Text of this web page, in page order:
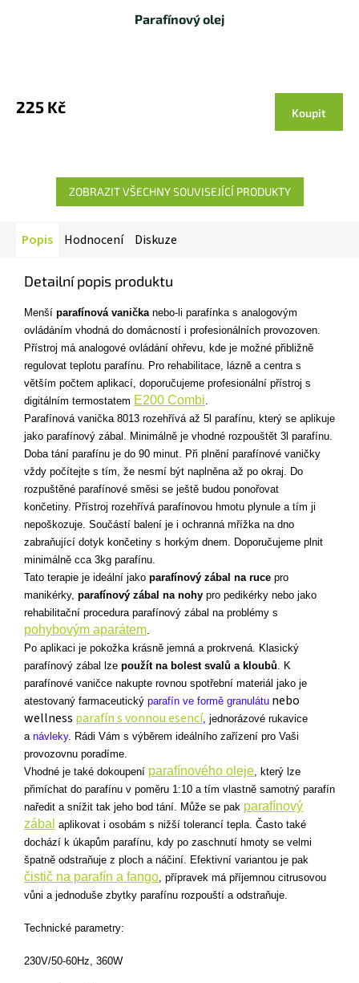
Parafínový olej
produktu
je
225 Kč Koupit
ZOBRAZIT VŠECHNY SOUVISEJÍCÍ PRODUKTY
Popis Hodnocení Diskuze
Detailní popis produktu
Menší parafínová vanička nebo-li parafínka s analogovým
ovládáním vhodná do domácností i profesionálních provozoven.
Přístroj má analogové ovládání ohřevu, kde je možné přibližně
regulovat teplotu parafínu. Pro rehabilitace, lázně a centra s
větším počtem aplikací, doporučujeme profesionální přístroj s
digitálním termostatem E200 Combi
Parafínová vanička 8013 rozehřívá až 5l parafínu, který se aplikuje
jako parafínový zábal. Minimálně je vhodné rozpouštět 3l parafínu.
Doba tání parafínu je do 90 minut. Při plnění parafínové vaničky
vždy počítejte s tím, že nesmí být naplněna až po okraj. Do
rozpuštěné parafínové směsi se ještě budou ponořovat
končetiny. Přístroj rozehřívá parafínovou hmotu plynule a tím ji
nepoškozuje. Součástí balení je i ochranná mřížka na dno
zabraňující dotyk končetiny s horkým dnem. Doporučujeme plnit
minimálně cca 3kg parafínu.
Tato terapie je ideální jako parafínový zábal na ruce pro
manikérky, parafínový zábal na nohy pro pedikérky nebo jako
rehabilitační procedura parafínový zábal na problémy s
pohybovým aparátem
Po aplikaci je pokožka krásně jemná a prokrvená. Klasický
parafínový zábal lze použít na bolest svalů a kloubů . K
parafínové vaničce nakupte rovnou spotřební materiál jako je
atestovaný farmaceutický parafín ve formě granulátu nebo
wellness parafín s vonnou esencí , jednorázové rukavice
a návleky. Rádi Vám s výběrem ideálního zařízení pro Vaši
provozovnu poradíme.
Vhodné je také dokoupení parafínového oleje , který lze
přimíchat do parafínu v poměru 1:10 a tím vlastně samotný parafín
naředit a snížit tak jeho bod tání. Může se pak parafínový
zábal aplikovat i osobám s nižší tolerancí tepla. Často také
dochází k úkapům parafínu, kdy po zaschnutí hmoty se velmi
špatně odstraňuje z ploch a náčiní. Efektivní variantou je pak
čistič na parafín a fango , přípravek má příjemnou citrusovou
vůni a jednoduše zbytky parafínu rozpouští a odstraňuje.
Technické parametry:
230V/50-60Hz, 360W